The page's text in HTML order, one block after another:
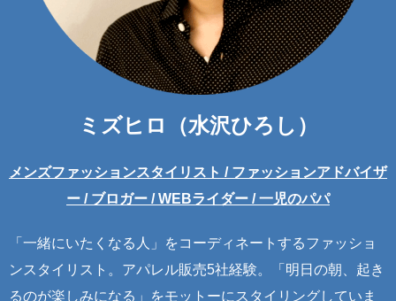
ミズヒロ（水沢ひろし）
メンズファッションスタイリスト / ファッションアドバイザ
ー / ブロガー / WEBライダー / 一児のパパ
「一緒にいたくなる人」をコーディネートするファッショ
ンスタイリスト。アパレル販売5社経験。「明日の朝、起き
るのが楽しみになる」をモットーにスタイリングしていま